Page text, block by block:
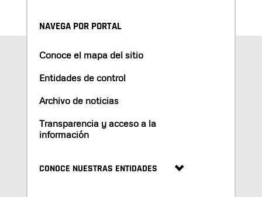
NAVEGA POR PORTAL
Conoce el mapa del sitio
Entidades de control
Archivo de noticias
Transparencia y acceso a la
información
CONOCE NUESTRAS ENTIDADES